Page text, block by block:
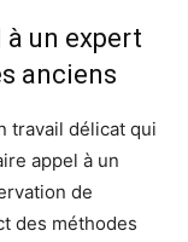
à un expert
anciens
travail délicat qui
appel à un
de
des méthodes